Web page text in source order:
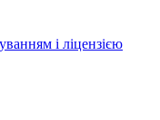
і ліцензією